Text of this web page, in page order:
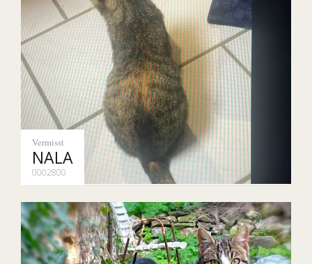
Vermisst
NALA
0002800